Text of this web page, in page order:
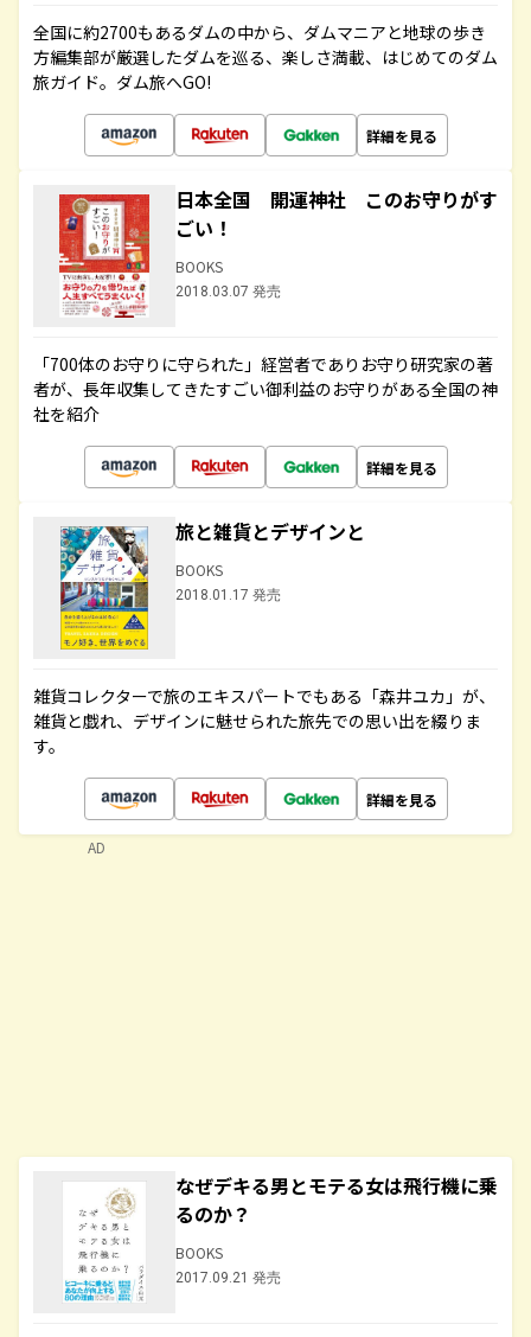
全国に約2700もあるダムの中から、ダムマニアと地球の歩き
方編集部が厳選したダムを巡る、楽しさ満載、はじめてのダム
旅ガイド。ダム旅へGO!
詳細を見る
日本全国 開運神社 このお守りがす
ごい！
BOOKS
2018.03.07 発売
「700体のお守りに守られた」経営者でありお守り研究家の著
者が、長年収集してきたすごい御利益のお守りがある全国の神
社を紹介
詳細を見る
旅と雑貨とデザインと
BOOKS
2018.01.17 発売
雑貨コレクターで旅のエキスパートでもある「森井ユカ」が、
雑貨と戯れ、デザインに魅せられた旅先での思い出を綴りま
す。
詳細を見る
なぜデキる男とモテる女は飛行機に乗
るのか？
BOOKS
2017.09.21 発売
AD